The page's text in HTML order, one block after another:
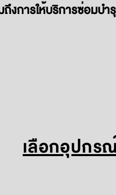
ถึงการให้บริการซ่อมบ
เลือกอุปกร